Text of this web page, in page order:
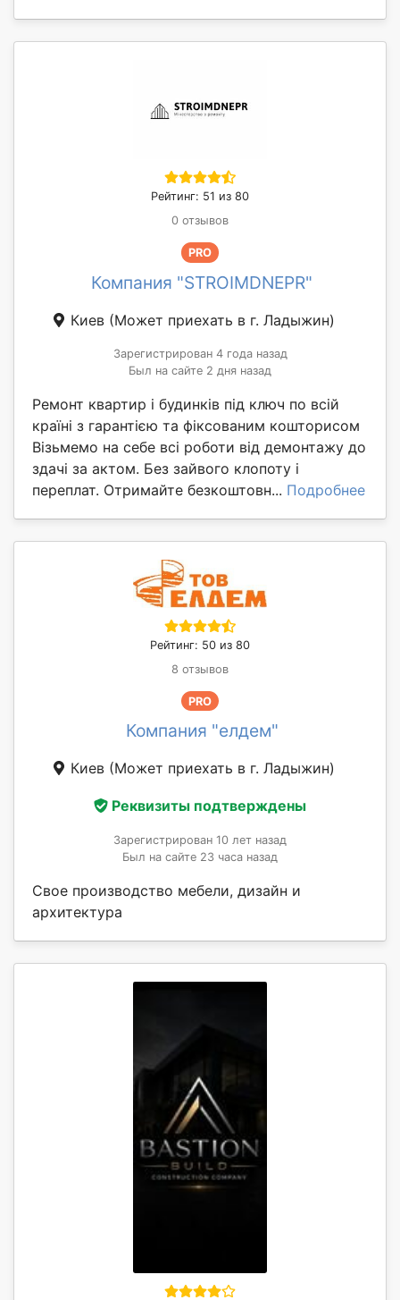
Рейтинг: 51 из 80
0 отзывов
PRO
Компания "STROIMDNEPR"
Киев (Может приехать в г. Ладыжин)
Зарегистрирован 4 года назад
Был на сайте 2 дня назад
Ремонт квартир і будинків під ключ по всій
країні з гарантією та фіксованим кошторисом
Візьмемо на себе всі роботи від демонтажу до
здачі за актом. Без зайвого клопоту і
переплат. Отримайте безкоштовн... Подробнее
Рейтинг: 50 из 80
8 отзывов
PRO
Компания "елдем"
Киев (Может приехать в г. Ладыжин)
Реквизиты подтверждены
Зарегистрирован 10 лет назад
Был на сайте 23 часа назад
Свое производство мебели, дизайн и
архитектура